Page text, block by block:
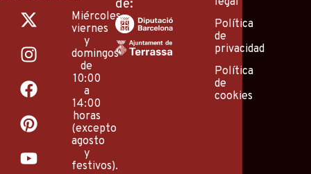
X
-
t
w
i
t
t
e
r
I
n
s
t
a
g
r
a
m
F
a
c
e
b
o
o
k
P
i
n
t
e
r
e
s
t
Y
o
u
t
u
b
e
Miércoles,
viernes
y
domingos
de
10:00
a
14:00
horas
(excepto
agosto
y
festivos).
de:
Política
de
privacidad
Política
de
cookies